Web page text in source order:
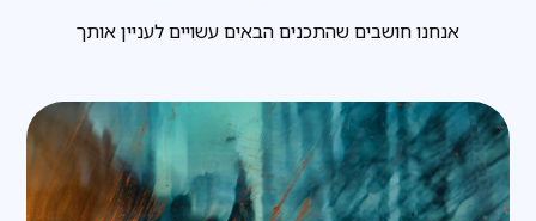
אנחנו חושבים שהתכנים הבאים עשויים לעניין אותך